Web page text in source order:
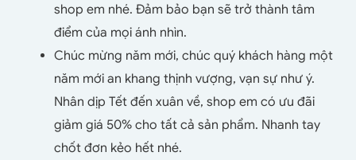
shop em nhé. Đảm bảo bạn sẽ trở thành tâm
điểm của mọi ánh nhìn.
Chúc mừng năm mới, chúc quý khách hàng một
năm mới an khang thịnh vượng, vạn sự như ý.
Nhân dịp Tết đến xuân về, shop em có ưu đãi
giảm giá 50% cho tất cả sản phẩm. Nhanh tay
chốt đơn kẻo hết nhé.